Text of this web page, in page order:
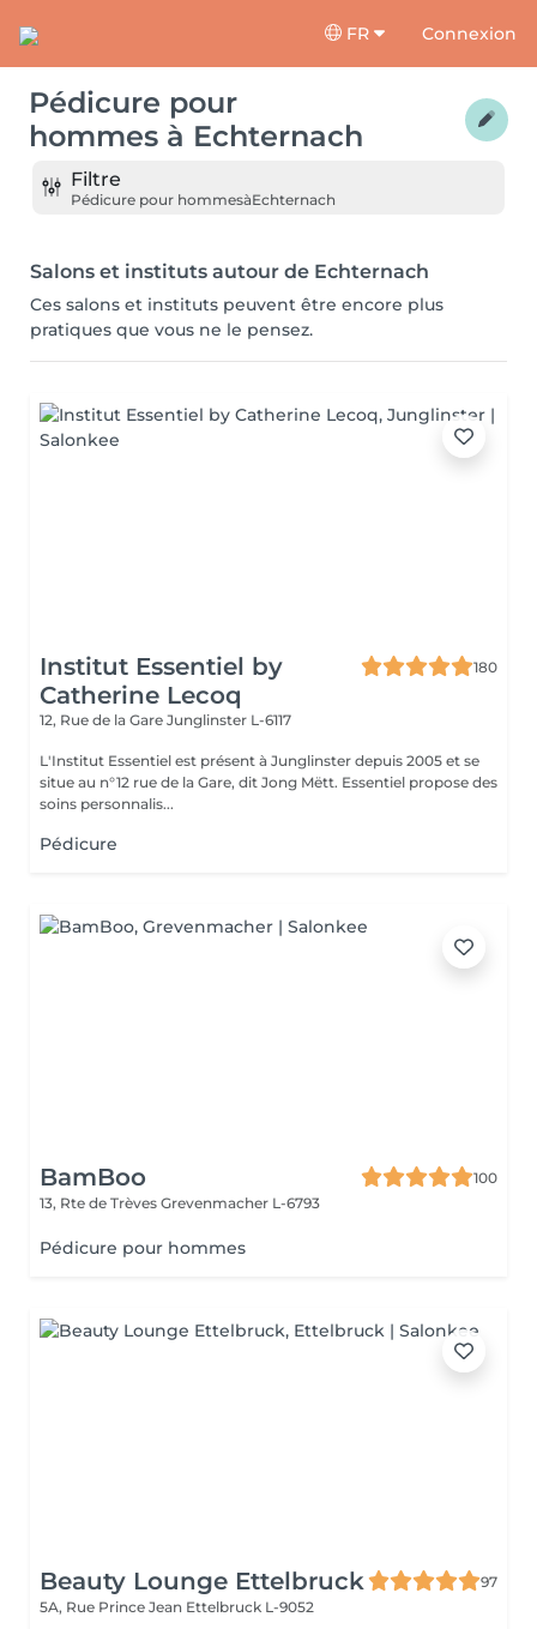
FR Connexion
Pédicure pour
hommes à Echternach
Filtre
Pédicure pour hommesàEchternach
Salons et instituts autour de Echternach
Ces salons et instituts peuvent être encore plus
pratiques que vous ne le pensez.
Institut Essentiel by
Catherine Lecoq
180
12, Rue de la Gare Junglinster L-6117
L'Institut Essentiel est présent à Junglinster depuis 2005 et se
situe au n°12 rue de la Gare, dit Jong Mëtt. Essentiel propose des
soins personnalis...
Pédicure
BamBoo
100
13, Rte de Trèves Grevenmacher L-6793
Pédicure pour hommes
Beauty Lounge Ettelbruck
97
5A, Rue Prince Jean Ettelbruck L-9052